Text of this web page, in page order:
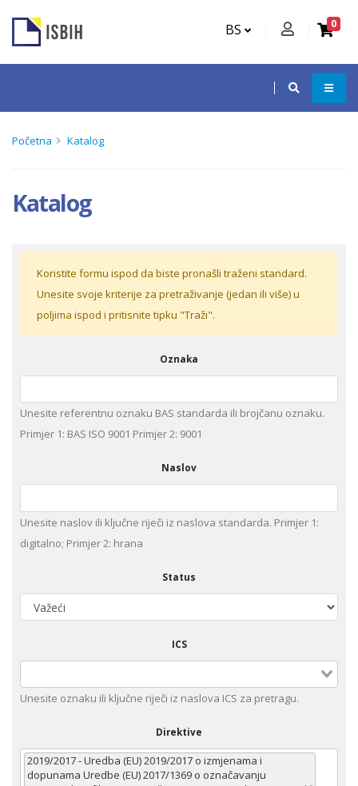
BS 0
Početna Katalog
Katalog
Koristite formu ispod da biste pronašli traženi standard.
Unesite svoje kriterije za pretraživanje (jedan ili više) u
poljima ispod i pritisnite tipku "Traži".
Oznaka
Unesite referentnu oznaku BAS standarda ili brojčanu oznaku.
Primjer 1: BAS ISO 9001 Primjer 2: 9001
Naslov
Unesite naslov ili ključne riječi iz naslova standarda. Primjer 1:
digitalno; Primjer 2: hrana
Status
ICS
Unesite оznaku ili ključne riječi iz naslova ICS za pretragu.
Direktive
2019/2017 - Uredba (EU) 2019/2017 o izmjenama i
dopunama Uredbe (EU) 2017/1369 o označavanju